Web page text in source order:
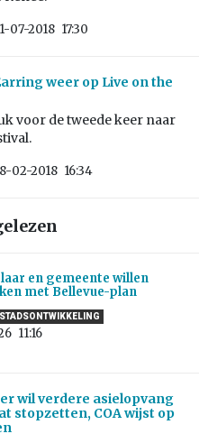
07-2018 17:30
weer op Live on the
voor de tweede keer naar
02-2018 16:34
en gemeente willen
met Bellevue-plan
STADSONTWIKKELING
11:16
wil verdere asielopvang
stopzetten, COA wijst op